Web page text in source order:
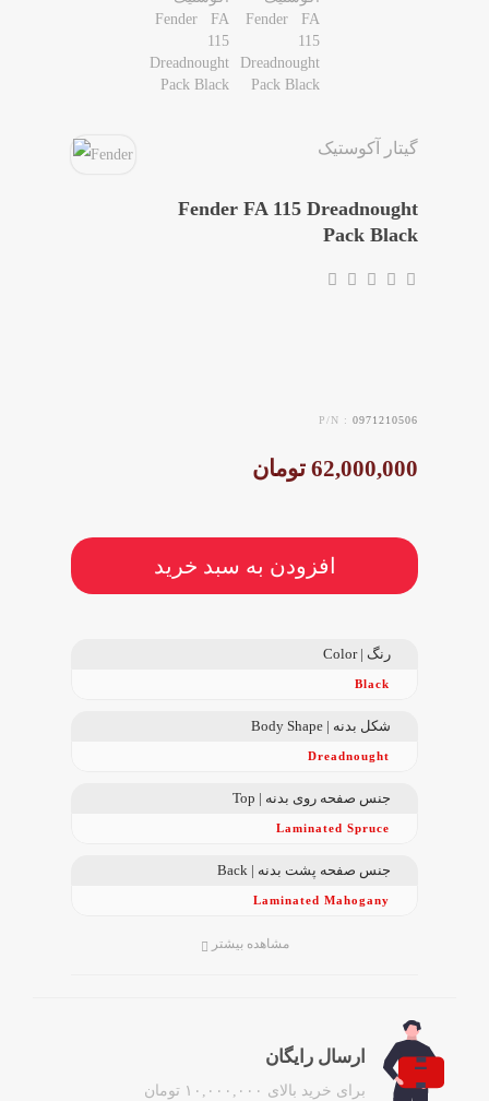
گیتار آکوستیک
Fender FA 115 Dreadnought
Pack Black
P/N : 0971210506
62,000,000 تومان
افزودن به سبد خرید
رنگ | Color
Black
شکل بدنه | Body Shape
Dreadnought
جنس صفحه روی بدنه | Top
Laminated Spruce
جنس صفحه پشت بدنه | Back
Laminated Mahogany
مشاهده بیشتر
ارسال رایگان
برای خرید بالای ۱۰,۰۰۰,۰۰۰ تومان